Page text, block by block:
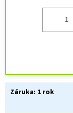
Záruka: 1 rok